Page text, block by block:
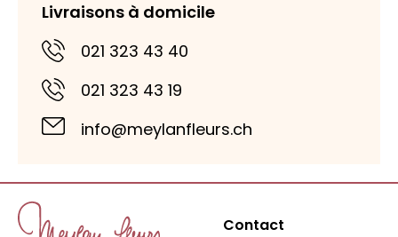
Livraisons à domicile
021 323 43 40
021 323 43 19
info@meylanfleurs.ch
Contact